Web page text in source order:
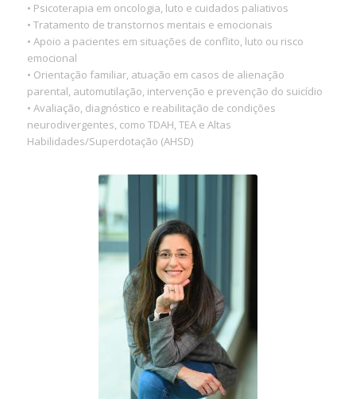
• Psicoterapia em oncologia, luto e cuidados paliativos
• Tratamento de transtornos mentais e emocionais
• Apoio a pacientes em situações de conflito, luto ou risco
emocional
• Orientação familiar, atuação em casos de alienação
parental, automutilação, intervenção e prevenção do suicídio
• Avaliação, diagnóstico e reabilitação de condições
neurodivergentes, como TDAH, TEA e Altas
Habilidades/Superdotação (AHSD)